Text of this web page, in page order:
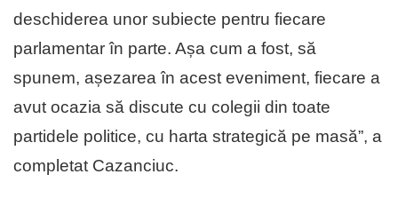
deschiderea unor subiecte pentru fiecare
parlamentar în parte. Așa cum a fost, să
spunem, așezarea în acest eveniment, fiecare a
avut ocazia să discute cu colegii din toate
partidele politice, cu harta strategică pe masă”, a
completat Cazanciuc.